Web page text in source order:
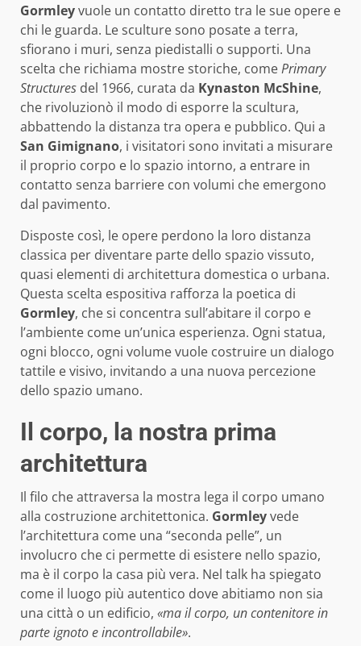
Gormleyvuole un contatto diretto tra le sue opere e
chi le guarda. Le sculture sono posate a terra,
sfiorano i muri, senza piedistalli o supporti. Una
scelta che richiama mostre storiche, comePrimary
Structures del 1966, curata da Kynaston McShine,
che rivoluzionò il modo di esporre la scultura,
abbattendo la distanza tra opera e pubblico. Qui a
San Gimignano, i visitatori sono invitati a misurare
il proprio corpo e lo spazio intorno, a entrare in
contatto senza barriere con volumi che emergono
dal pavimento.
Disposte così, le opere perdono la loro distanza
classica per diventare parte dello spazio vissuto,
quasi elementi di architettura domestica o urbana.
Questa scelta espositiva rafforza la poetica di
Gormley, che si concentra sull’abitare il corpo e
l’ambiente come un’unica esperienza. Ogni statua,
ogni blocco, ogni volume vuole costruire un dialogo
tattile e visivo, invitando a una nuova percezione
dello spazio umano.
Il corpo, la nostra prima
architettura
Il filo che attraversa la mostra lega il corpo umano
alla costruzione architettonica. Gormleyvede
l’architettura come una “seconda pelle”, un
involucro che ci permette di esistere nello spazio,
ma è il corpo la casa più vera. Nel talk ha spiegato
come il luogo più autentico dove abitiamo non sia
una città o un edificio, «ma il corpo, un contenitore in
parte ignoto e incontrollabile».